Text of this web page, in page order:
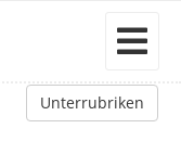
Unterrubriken